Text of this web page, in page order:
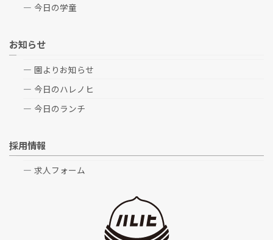
今日の学童
お知らせ
園よりお知らせ
今日のハレノヒ
今日のランチ
採用情報
求人フォーム